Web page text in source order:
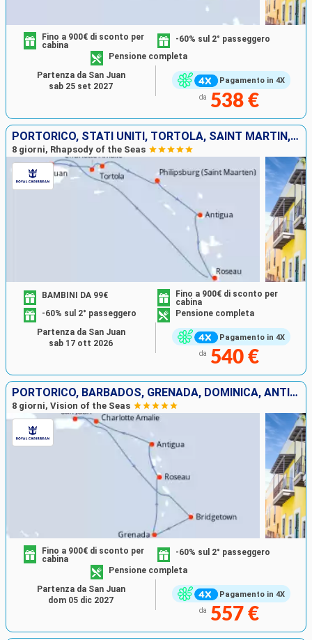
Pagamento in 4X
Fino a 900€ di sconto per
cabina
-60% sul 2° passeggero
Pensione completa
da 538 €
Partenza da San Juan
sab 25 set 2027
PORTORICO, STATI UNITI, TORTOLA, SAINT MARTIN, ANTIGUA E BARBUDA, DOMINICA
8 giorni, Rhapsody of the Seas
Pagamento in 4X
BAMBINI DA 99€
Fino a 900€ di sconto per
cabina
-60% sul 2° passeggero
Pensione completa
da 540 €
Partenza da San Juan
sab 17 ott 2026
PORTORICO, BARBADOS, GRENADA, DOMINICA, ANTIGUA E BARBUDA, STATI UNITI
8 giorni, Vision of the Seas
Pagamento in 4X
Fino a 900€ di sconto per
cabina
-60% sul 2° passeggero
Pensione completa
da 557 €
Partenza da San Juan
dom 05 dic 2027